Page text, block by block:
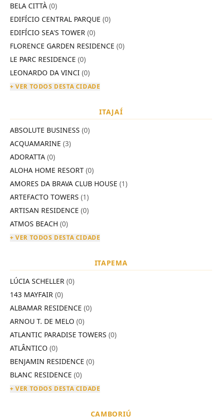
BELA CITTÀ (0)
EDIFÍCIO CENTRAL PARQUE (0)
EDIFÍCIO SEA'S TOWER (0)
FLORENCE GARDEN RESIDENCE (0)
LE PARC RESIDENCE (0)
LEONARDO DA VINCI (0)
+ VER TODOS DESTA CIDADE
ITAJAÍ
ABSOLUTE BUSINESS (0)
ACQUAMARINE (3)
ADORATTA (0)
ALOHA HOME RESORT (0)
AMORES DA BRAVA CLUB HOUSE (1)
ARTEFACTO TOWERS (1)
ARTISAN RESIDENCE (0)
ATMOS BEACH (0)
+ VER TODOS DESTA CIDADE
ITAPEMA
LÚCIA SCHELLER (0)
143 MAYFAIR (0)
ALBAMAR RESIDENCE (0)
ARNOU T. DE MELO (0)
ATLANTIC PARADISE TOWERS (0)
ATLÂNTICO (0)
BENJAMIN RESIDENCE (0)
BLANC RESIDENCE (0)
+ VER TODOS DESTA CIDADE
CAMBORIÚ